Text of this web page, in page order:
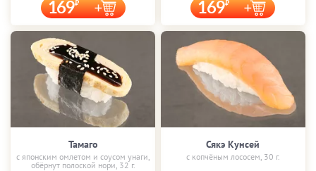
169 169
Тамаго
с японским омлетом и соусом унаги,
обёрнут полоской нори, 32 г.
Сякэ Кунсей
с копчёным лососем, 30 г.